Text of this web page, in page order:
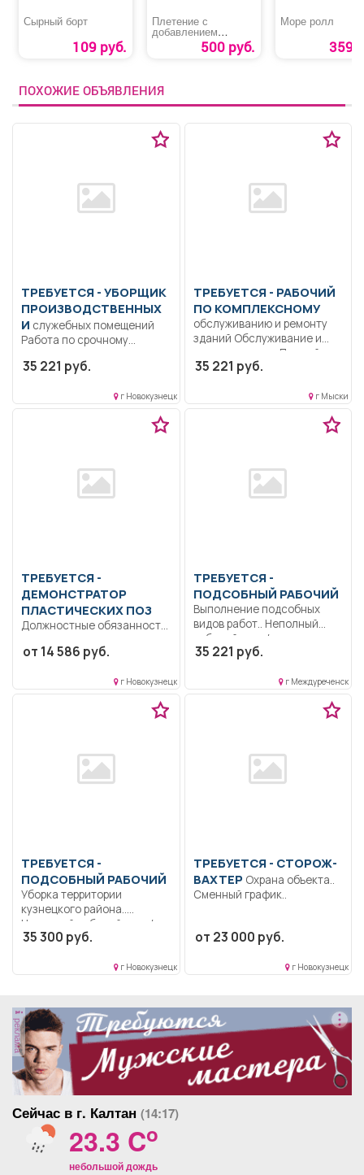
Сырный борт
109 руб.
Плетение с
добавлением
цветного каниколона
и в цвет своих волос
500 руб.
Море ролл
359
ПОХОЖИЕ ОБЪЯВЛЕНИЯ
ТРЕБУЕТСЯ - УБОРЩИК
ПРОИЗВОДСТВЕННЫХ
И служебных помещений
Работа по срочному
01.07.2026г. по...
35 221 руб.
г Новокузнецк
ТРЕБУЕТСЯ - РАБОЧИЙ
ПО КОМПЛЕКСНОМУ
обслуживанию и ремонту
зданий Обслуживание и
ремонт здания.. Полный
рабочий...
35 221 руб.
г Мыски
ТРЕБУЕТСЯ -
ДЕМОНСТРАТОР
ПЛАСТИЧЕСКИХ ПОЗ
Должностные обязанности
пластических поз
пластических поз
выполняет...
от 14 586 руб.
г Новокузнецк
ТРЕБУЕТСЯ -
ПОДСОБНЫЙ РАБОЧИЙ
Выполнение подсобных
видов работ.. Неполный
рабочий день/неполная
рабочая неделя..
35 221 руб.
г Междуреченск
ТРЕБУЕТСЯ -
ПОДСОБНЫЙ РАБОЧИЙ
Уборка территории
кузнецкого района..
Неполный рабочий день/
неполная рабочая неделя..
35 300 руб.
г Новокузнецк
ТРЕБУЕТСЯ - СТОРОЖ-
ВАХТЕР
Сменный график..
от 23 000 руб.
г Новокузнецк
реклама
Сейчас в г. Калтан (14:17)
23.3 Co
небольшой дождь